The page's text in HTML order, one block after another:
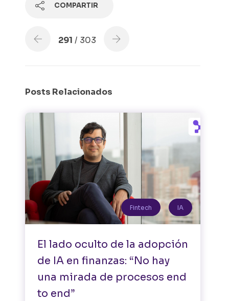
COMPARTIR
291 / 303
Posts Relacionados
Fintech IA
El lado oculto de la adopción
de IA en finanzas: “No hay
una mirada de procesos end
to end”